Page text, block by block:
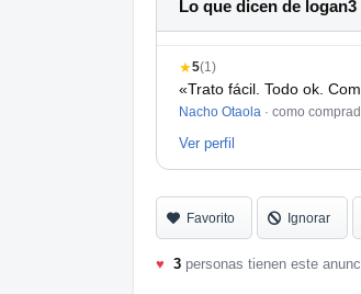
PUEDES VER TODO LO
https://
https://
Lo que dicen de logan3
★5(1)
«Trato fácil. Todo ok.
Nacho Otaola · como
Ver perfil
Favorito Ignorar
♥ 3 personas tienen este